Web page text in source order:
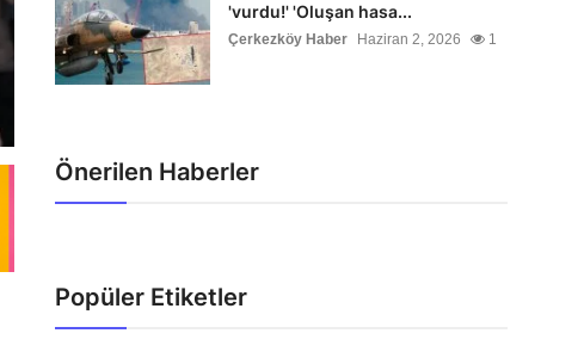
'vurdu!' 'Oluşan hasa...
Çerkezköy Haber Haziran 2, 2026 1
Önerilen Haberler
Popüler Etiketler